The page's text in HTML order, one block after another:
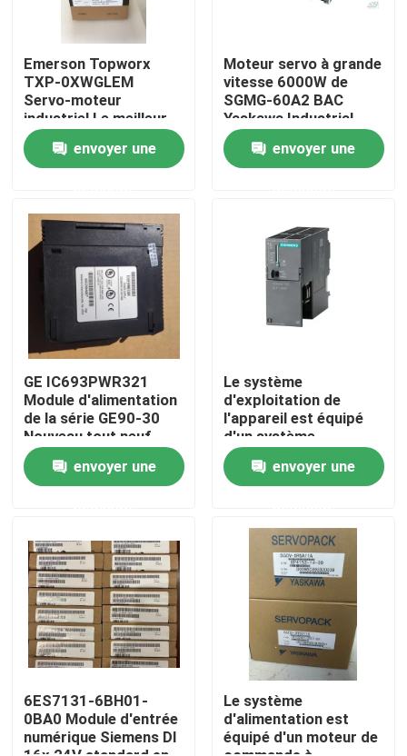
Maison
Produits
Au sujet de nous
Visite d'usine
Contrôle de qualité
Demandez une citation
Servomoteur industriel
Amplificateur servo à C.A.
Emerson Topworx
TXP-0XWGLEM
Servo-moteur
industriel Le meilleur
prix
envoyer une
Moteur servo à grande
vitesse 6000W de
SGMG-60A2 BAC
Yaskawa Industrial
Servo Motor
envoyer une
GE IC693PWR321
Module d'alimentation
de la série GE90-30
Nouveau tout neuf
envoyer une
Le système
d'exploitation de
l'appareil est équipé
d'un système
d'exploitation de
l'appareil, qui est
équipé d'un système
l'appareil.
envoyer une
6ES7131-6BH01-
0BA0 Module d'entrée
numérique Siemens DI
Le système
d'alimentation est
équipé d'un moteur de